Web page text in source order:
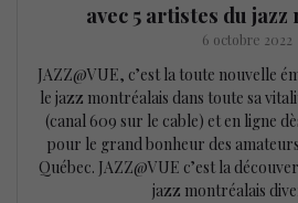
avec 5 artistes du
6 octobre 2022
JAZZ@VUE, c’est la toute nouvelle
le jazz montréalais dans toute sa
(canal 609 sur le cable) et en ligne
pour le grand bonheur des
Québec. JAZZ@VUE c’est la
jazz montréalais